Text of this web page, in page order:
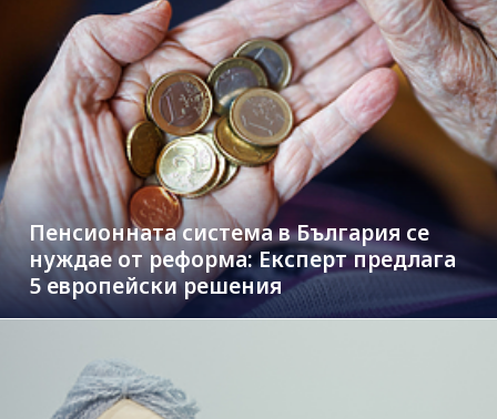
Пенсионната система в България се
нуждае от реформа: Експерт предлага
5 европейски решения